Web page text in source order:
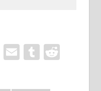
WhatsApp
EmailTumblr